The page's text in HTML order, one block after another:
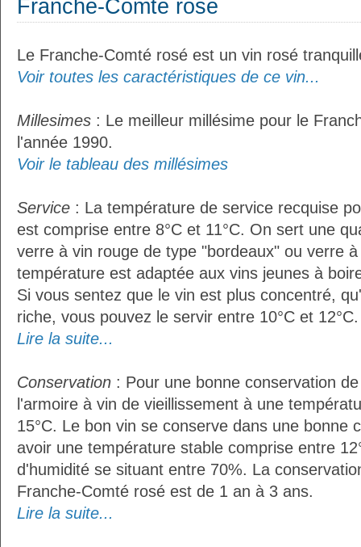
Franche-Comté rosé
Le Franche-Comté rosé est un vin rosé
Voir toutes les caractéristiques de ce vin...
Millesimes : Le meilleur millésime pour le
l'année 1990.
Voir le tableau des millésimes
Service : La température de service recquise
est comprise entre 8°C et 11°C. On sert une
verre à vin rouge de type "bordeaux" ou verre
température est adaptée aux vins jeunes à
Si vous sentez que le vin est plus concentré,
riche, vous pouvez le servir entre 10°C et
Lire la suite...
Conservation : Pour une bonne conservation
l'armoire à vin de vieillissement à une
15°C. Le bon vin se conserve dans une bonne
avoir une température stable comprise entre
d'humidité se situant entre 70%. La
Franche-Comté rosé est de 1 an à 3 ans.
Lire la suite...